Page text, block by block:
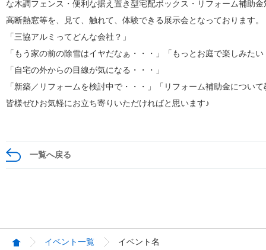
な木調フェンス・便利な据え置き型宅配ボックス・リフォーム補助
高断熱窓等を、見て、触れて、体験できる展示会となっております。
「三協アルミってどんな会社？」
「もう家の前の除雪はイヤだなぁ・・・」「もっとお庭で楽しみたい
「自宅の外からの目線が気になる・・・」
「新築／リフォームを検討中で・・・」「リフォーム補助金につい
皆様ぜひお気軽にお立ち寄りいただければと思います♪
一覧へ戻る
イベント一覧 イベント名